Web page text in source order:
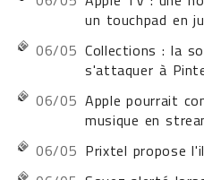
un touchpad en
06/05 Collections : la
s'attaquer à
06/05 Apple pourrait
musique en
06/05 Prixtel propose